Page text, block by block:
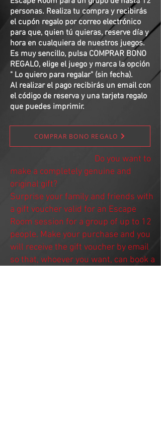
personas. Realiza tu compra y recibirás
el cupón regalo por correo electrónico
para que, quien tú quieras, reserve día y
hora en cualquiera de nuestros juegos.
Es muy sencillo, pulsa COMPRAR BONO
REGALO, elige el juego y marca la opción
" Lo quiero para regalar" (sin fecha).
Al realizar el pago recibirás un email con
el código de reserva y una tarjeta regalo
que puedes imprimir.
COMPRAR BONO REGALO
Do you want to
make a completely genuine and
original gift?
Surprise your family and friends with
a gift voucher valid for an Escape
Room session for a group of up to 12
people. Make your purchase and you
will receive the gift voucher by email
so that, whoever you want, can book a